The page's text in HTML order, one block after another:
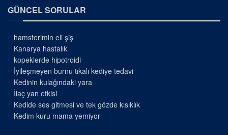
GÜNCEL SORULAR
hamsterimin eli şiş
Kanarya hastalık
kopeklerde hipotroidi
İyileşmeyen burnu tıkalı kediye tedavi
Kedinin kulağındaki yara
İlaç yan etkisi
Kedide ses gitmesi ve tek gözde kısıklık
Kedim kuru mama yemiyor